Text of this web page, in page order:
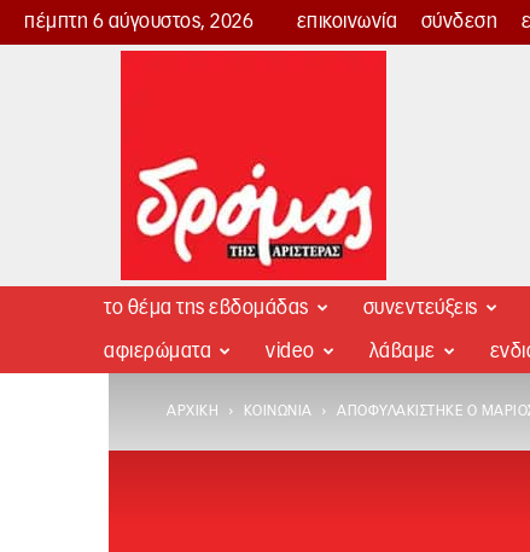
πέμπτη 6 αύγουστος, 2026 επικοινωνία σύνδεση
Δρόμος
το θέμα της εβδομάδας συνεντεύξεις
αφιερώματα video λάβαμε
ΑΡΧΙΚΉ ΚΟΙΝΩΝΊΑ ΑΠΟΦΥΛΑΚΊΣΤΗΚΕ Ο